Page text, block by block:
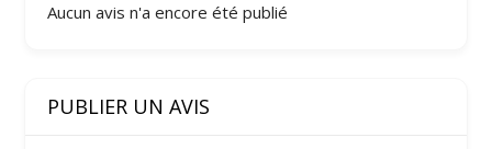
Aucun avis n'a encore été publié
PUBLIER UN AVIS